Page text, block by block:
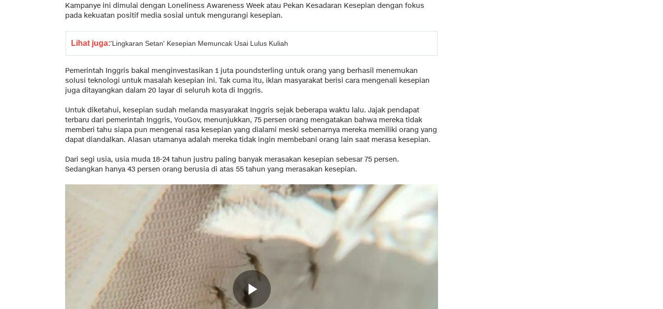
Kampanye ini dimulai dengan Loneliness Awareness Week atau Pekan Kesadaran Kesepian dengan fokus
pada kekuatan positif media sosial untuk mengurangi kesepian.
Lihat juga:'Lingkaran Setan' Kesepian Memuncak Usai Lulus Kuliah
Pemerintah Inggris bakal menginvestasikan 1 juta poundsterling untuk orang yang berhasil menemukan
solusi teknologi untuk masalah kesepian ini. Tak cuma itu, iklan masyarakat berisi cara mengenali kesepian
juga ditayangkan dalam 20 layar di seluruh kota di Inggris.
Untuk diketahui, kesepian sudah melanda masyarakat Inggris sejak beberapa waktu lalu. Jajak pendapat
terbaru dari pemerintah Inggris, YouGov, menunjukkan, 75 persen orang mengatakan bahwa mereka tidak
memberi tahu siapa pun mengenai rasa kesepian yang dialami meski sebenarnya mereka memiliki orang yang
dapat diandalkan. Alasan utamanya adalah mereka tidak ingin membebani orang lain saat merasa kesepian.
Dari segi usia, usia muda 18-24 tahun justru paling banyak merasakan kesepian sebesar 75 persen.
Sedangkan hanya 43 persen orang berusia di atas 55 tahun yang merasakan kesepian.